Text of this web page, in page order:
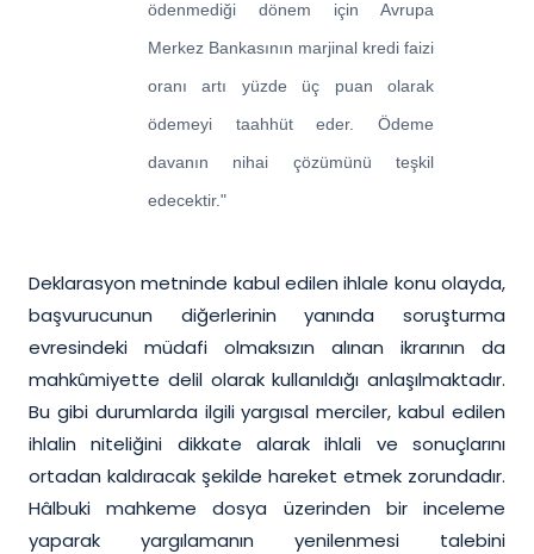
ödenmediği dönem için Avrupa
Merkez Bankasının marjinal kredi faizi
oranı artı yüzde üç puan olarak
ödemeyi taahhüt eder. Ödeme
davanın nihai çözümünü teşkil
edecektir."
Deklarasyon metninde kabul edilen ihlale konu olayda,
başvurucunun diğerlerinin yanında soruşturma
evresindeki müdafi olmaksızın alınan ikrarının da
mahkûmiyette delil olarak kullanıldığı anlaşılmaktadır.
Bu gibi durumlarda ilgili yargısal merciler, kabul edilen
ihlalin niteliğini dikkate alarak ihlali ve sonuçlarını
ortadan kaldıracak şekilde hareket etmek zorundadır.
Hâlbuki mahkeme dosya üzerinden bir inceleme
yaparak yargılamanın yenilenmesi talebini